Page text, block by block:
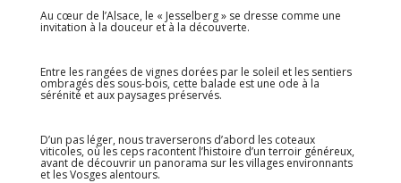
Au cœur de l’Alsace, le « Jesselberg » se dresse comme une
invitation à la douceur et à la découverte.
Entre les rangées de vignes dorées par le soleil et les sentiers
ombragés des sous-bois, cette balade est une ode à la
sérénité et aux paysages préservés.
D’un pas léger, nous traverserons d’abord les coteaux
viticoles, où les ceps racontent l’histoire d’un terroir généreux,
avant de découvrir un panorama sur les villages environnants
et les Vosges alentours.